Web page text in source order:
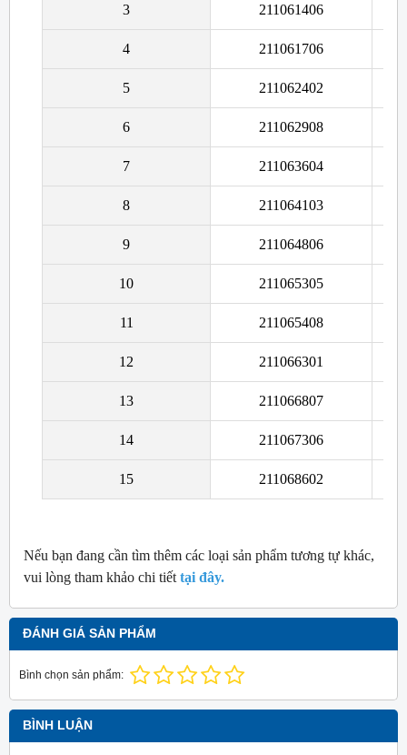
3 211061406
4 211061706
5 211062402
6 211062908
7 211063604
8 211064103
9 211064806
10 211065305
11 211065408
12 211066301
13 211066807
14 211067306
15 211068602
Nếu bạn đang cần tìm thêm các loại sản phẩm tương tự khác,
vui lòng tham khảo chi tiết tại đây.
ĐÁNH GIÁ SẢN PHẨM
Bình chọn sản phẩm:
BÌNH LUẬN